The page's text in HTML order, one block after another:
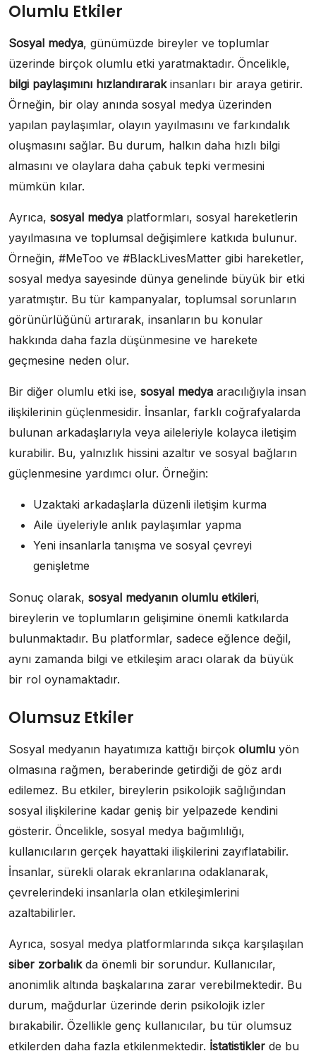
Olumlu Etkiler
Sosyal medya, günümüzde bireyler ve toplumlar
üzerinde birçok olumlu etki yaratmaktadır. Öncelikle,
bilgi paylaşımını hızlandırarakinsanları bir araya getirir.
Örneğin, bir olay anında sosyal medya üzerinden
yapılan paylaşımlar, olayın yayılmasını ve farkındalık
oluşmasını sağlar. Bu durum, halkın daha hızlı bilgi
almasını ve olaylara daha çabuk tepki vermesini
mümkün kılar.
Ayrıca, sosyal medya platformları, sosyal hareketlerin
yayılmasına ve toplumsal değişimlere katkıda bulunur.
Örneğin, #MeToo ve #BlackLivesMatter gibi hareketler,
sosyal medya sayesinde dünya genelinde büyük bir etki
yaratmıştır. Bu tür kampanyalar, toplumsal sorunların
görünürlüğünü artırarak, insanların bu konular
hakkında daha fazla düşünmesine ve harekete
geçmesine neden olur.
Bir diğer olumlu etki ise, sosyal medya aracılığıyla insan
ilişkilerinin güçlenmesidir. İnsanlar, farklı coğrafyalarda
bulunan arkadaşlarıyla veya aileleriyle kolayca iletişim
kurabilir. Bu, yalnızlık hissini azaltır ve sosyal bağların
güçlenmesine yardımcı olur. Örneğin:
Uzaktaki arkadaşlarla düzenli iletişim kurma
Aile üyeleriyle anlık paylaşımlar yapma
Yeni insanlarla tanışma ve sosyal çevreyi
genişletme
Sonuç olarak, sosyal medyanın olumlu etkileri,
bireylerin ve toplumların gelişimine önemli katkılarda
bulunmaktadır. Bu platformlar, sadece eğlence değil,
aynı zamanda bilgi ve etkileşim aracı olarak da büyük
bir rol oynamaktadır.
Olumsuz Etkiler
Sosyal medyanın hayatımıza kattığı birçok olumlu yön
olmasına rağmen, beraberinde getirdiği de göz ardı
edilemez. Bu etkiler, bireylerin psikolojik sağlığından
sosyal ilişkilerine kadar geniş bir yelpazede kendini
gösterir. Öncelikle, sosyal medya bağımlılığı,
kullanıcıların gerçek hayattaki ilişkilerini zayıflatabilir.
İnsanlar, sürekli olarak ekranlarına odaklanarak,
çevrelerindeki insanlarla olan etkileşimlerini
azaltabilirler.
Ayrıca, sosyal medya platformlarında sıkça karşılaşılan
siber zorbalıkda önemli bir sorundur. Kullanıcılar,
anonimlik altında başkalarına zarar verebilmektedir. Bu
durum, mağdurlar üzerinde derin psikolojik izler
bırakabilir. Özellikle genç kullanıcılar, bu tür olumsuz
etkilerden daha fazla etkilenmektedir. İstatistikler de bu